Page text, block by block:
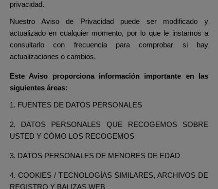
privacidad.
Nuestro Aviso de Privacidad puede ser modificado y
actualizado en cualquier momento, por lo que le instamos a
consultarlo con frecuencia para comprobar si hay
actualizaciones o cambios.
Este Aviso proporciona información importante en las
siguientes áreas:
1. FUENTES DE DATOS PERSONALES
2. DATOS PERSONALES QUE RECOGEMOS SOBRE
USTED Y CÓMO LOS RECOGEMOS
3. DATOS PERSONALES DE MENORES DE EDAD
4. COOKIES / TECNOLOGÍAS SIMILARES, ARCHIVOS DE
REGISTRO Y BALIZAS WEB